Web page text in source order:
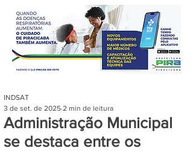
Administração Municipal
se destaca entre os
INDSAT
3 de set. de 2025 2 min de leitura